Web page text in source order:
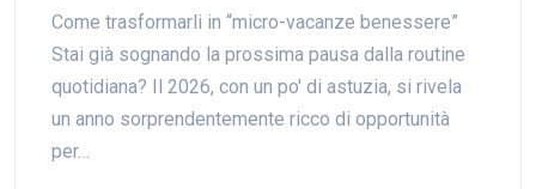
Come trasformarli in “micro-vacanze benessere”
Stai già sognando la prossima pausa dalla routine
quotidiana? Il 2026, con un po' di astuzia, si rivela
un anno sorprendentemente ricco di opportunità
per…